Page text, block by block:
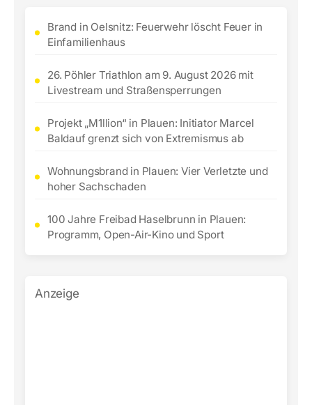
Brand in Oelsnitz: Feuerwehr löscht Feuer in
Einfamilienhaus
26. Pöhler Triathlon am 9. August 2026 mit
Livestream und Straßensperrungen
Projekt „M1llion“ in Plauen: Initiator Marcel
Baldauf grenzt sich von Extremismus ab
Wohnungsbrand in Plauen: Vier Verletzte und
hoher Sachschaden
100 Jahre Freibad Haselbrunn in Plauen:
Programm, Open-Air-Kino und Sport
Anzeige